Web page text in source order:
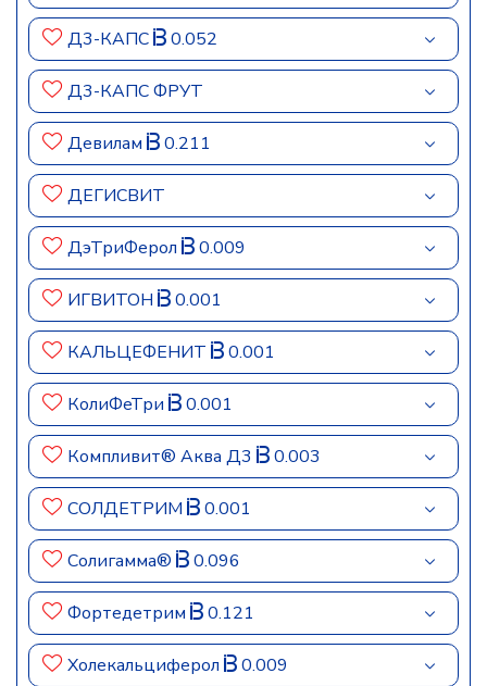
Д3-КАПС 0.052
Д3-КАПС ФРУТ
Девилам 0.211
ДЕГИСВИТ
ДэТриФерол 0.009
ИГВИТОН 0.001
КАЛЬЦЕФЕНИТ 0.001
КолиФеТри 0.001
Компливит® Аква Д3 0.003
СОЛДЕТРИМ 0.001
Солигамма® 0.096
Фортедетрим 0.121
Холекальциферол 0.009